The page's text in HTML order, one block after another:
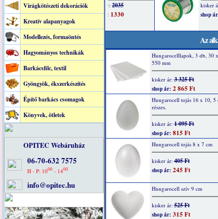
Virágkötészeti dekorációk
Kreatív alapanyagok
Modellezés, formaöntés
Hagyományos technikák
Barkácsfilc, textil
Gyöngyök, ékszerkészítés
Építő barkács csomagok
Könyvek, ötletek
OPITEC Webáruház
06-70-632 7575
H - P: 1000 - 1400
info@opitec.hu
Az
Hungarocelllapok, 3 db, 30
550 mm
kisker ár:3 325 Ft
shop ár: 2 865 Ft
Hungarocell tojás 16 x 10, 5
részes.
kisker ár:1 095 Ft
shop ár: 815 Ft
Hungarocell tojás 8 x 7 cm
kisker ár:405 Ft
shop ár: 245 Ft
Hungarocell szív 9 cm
kisker ár:525 Ft
shop ár: 315 Ft